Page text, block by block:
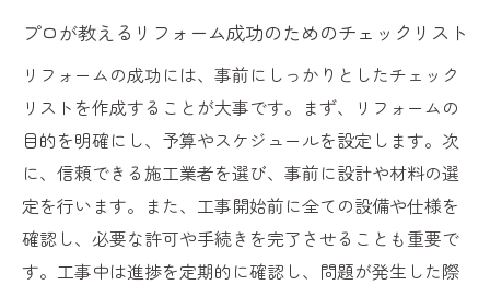
空間を広く見せる色彩とレイアウトのリフ
ォーム
リフォームで実現するメンテナンスのしや
すさ
プロが推奨するリフォームでの素材選びの
ポイント
プロが教えるリフォーム成功のためのチェックリスト
リフォームの成功には、事前にしっかりとしたチェック
リストを作成することが大事です。まず、リフォームの
目的を明確にし、予算やスケジュールを設定します。次
に、信頼できる施工業者を選び、事前に設計や材料の選
定を行います。また、工事開始前に全ての設備や仕様を
確認し、必要な許可や手続きを完了させることも重要で
す。工事中は進捗を定期的に確認し、問題が発生した際